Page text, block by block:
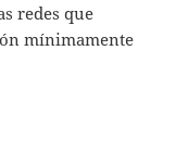
redes que
mínimamente